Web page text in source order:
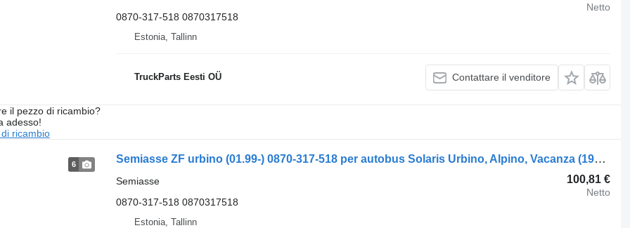
Netto
0870-317-518 0870317518
Estonia, Tallinn
TruckParts Eesti OÜ Contattare il venditore
il pezzo di ricambio?
adesso!
ricambio
6 Semiasse ZF urbino (01.99-) 0870-317-518 per autobus Solaris Urbino, Alpino, Vacanza (1999-)
100,81 €
Netto
Semiasse
0870-317-518 0870317518
Estonia, Tallinn